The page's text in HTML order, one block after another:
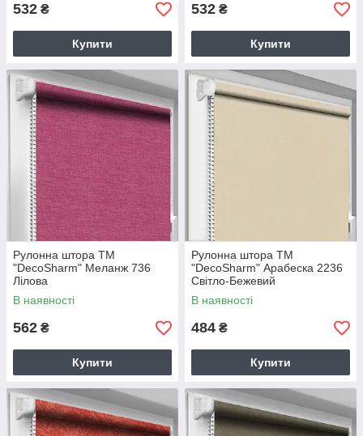
532 ₴
Купити
532 ₴
Купити
Рулонна штора TM
"DecoSharm" Меланж 736
Лілова
В наявності
562 ₴
Купити
Рулонна штора TM
"DecoSharm" Арабеска 2236
Світло-Бежевий
В наявності
484 ₴
Купити